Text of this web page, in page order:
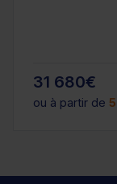
31 680€
ou à partir de